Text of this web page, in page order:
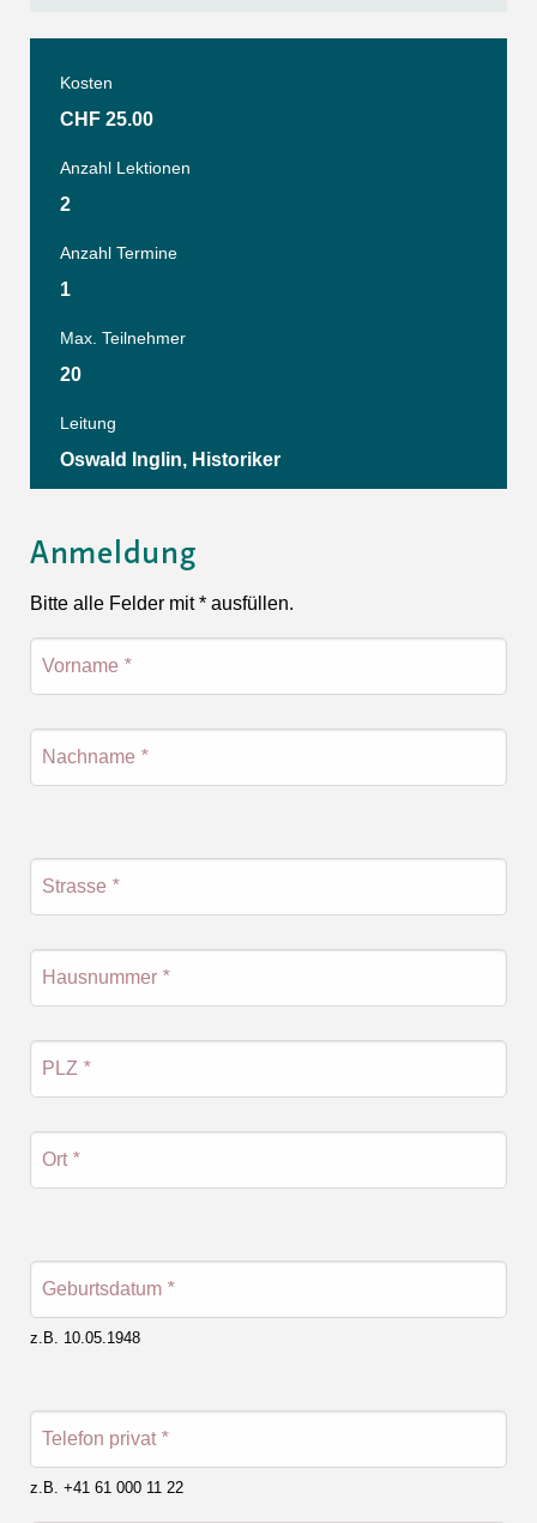
Kosten
CHF 25.00
Anzahl Lektionen
2
Anzahl Termine
1
Max. Teilnehmer
20
Leitung
Oswald Inglin, Historiker
Anmeldung
Bitte alle Felder mit * ausfüllen.
Vorname *
Nachname *
Strasse *
Hausnummer *
PLZ *
Ort *
Geburtsdatum *
z.B. 10.05.1948
Telefon privat *
z.B. +41 61 000 11 22